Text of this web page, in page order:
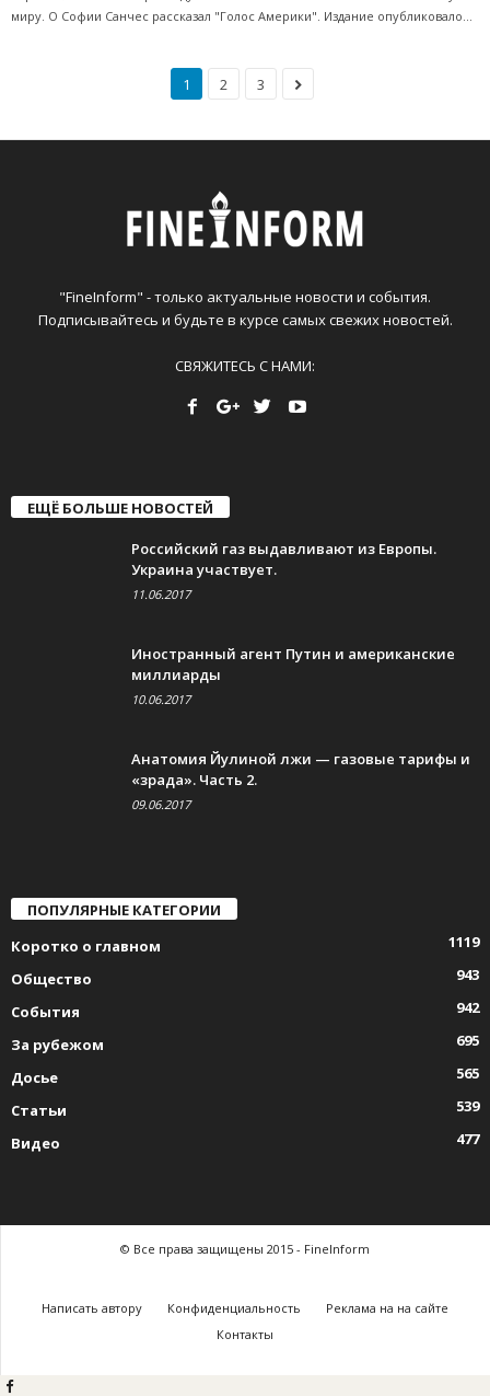
миру. О Софии Санчес рассказал "Голос Америки". Издание опубликовало...
1 2 3
"FineInform" - только актуальные новости и события.
Подписывайтесь и будьте в курсе самых свежих новостей.
СВЯЖИТЕСЬ С НАМИ:
ЕЩЁ БОЛЬШЕ НОВОСТЕЙ
Российский газ выдавливают из Европы.
Украина участвует.
11.06.2017
Иностранный агент Путин и американские
миллиарды
10.06.2017
Анатомия Йулиной лжи — газовые тарифы и
«зрада». Часть 2.
09.06.2017
ПОПУЛЯРНЫЕ КАТЕГОРИИ
Коротко о главном
1119
Общество
943
События
942
За рубежом
695
Досье
565
Статьи
539
Видео
477
© Все права защищены 2015 - FineInform
Написать автору Конфиденциальность
Реклама на на сайте
Контакты